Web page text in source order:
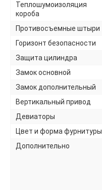
Теплошумоизоляция
короба
Противосъемные штыри
Горизонт безопасности
Защита цилиндра
Замок основной
Замок дополнительный
Вертикальный привод
Девиаторы
Цвет и форма фурнитуры
Дополнительно